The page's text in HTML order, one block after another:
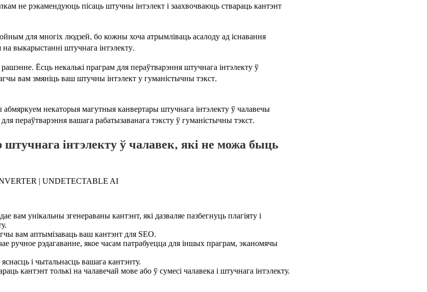
не рэкамендуюць пісаць штучны інтэлект і заахвочваюць ствараць кантэнт
для многіх людзей, бо кожны хоча атрымліваць асалоду ад існавання
выкарыстанні штучнага інтэлекту.
Ёсць некалькі праграм для пераўтварэння штучнага інтэлекту ў
вам змяніць ваш штучны інтэлект у гуманістычны тэкст.
некаторыя магутныя канвертары штучнага інтэлекту ў чалавечы
пераўтварэння вашага рабатызаванага тэксту ў гуманістычны тэкст.
інтэлекту ў чалавек, які не можа быць
вам унікальны згенераваны кантэнт, які дазваляе пазбегнуць плагіяту і
вам аптымізаваць ваш кантэнт для SEO.
ручное рэдагаванне, якое часам патрабуецца для іншых праграм, эканомячы
і чытальнасць вашага кантэнту.
кантэнт толькі на чалавечай мове або ў сумесі чалавека і штучнага інтэлекту.